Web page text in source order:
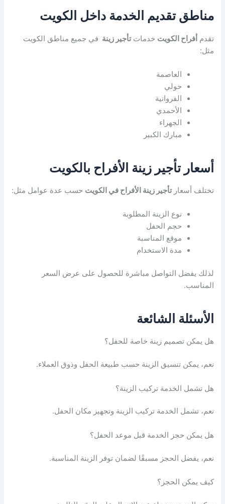
مناطق تقديم الخدمة داخل الكويت
تقدم أفراح الكويت خدماتتأجير زينة في جميع مناطق الكويت
مثل:
العاصمة
حولي
الفروانية
الأحمدي
الجهراء
مبارك الكبير
أسعار تأجير زينة الأفراح بالكويت
تختلف أسعارتأجير زينة الأفراح في الكويت حسب عدة عوامل مثل:
نوع الزينة المطلوبة
حجم الحفل
موقع المناسبة
مدة الاستخدام
لذلك يفضل التواصل مباشرة للحصول على عرض السعر
المناسب.
الأسئلة الشائعة
هل يمكن تصميم زينة خاصة للحفل؟
نعم، يمكن تنسيق الزينة حسب طبيعة الحفل وذوق العملاء.
هل تشمل الخدمة تركيب الزينة؟
نعم، تشمل الخدمة تركيب الزينة وتجهيز مكان الحفل.
هل يمكن حجز الخدمة قبل موعد الحفل؟
نعم، يفضل الحجز مسبقًا لضمان توفر الزينة المناسبة.
كيف يمكن الحجز؟